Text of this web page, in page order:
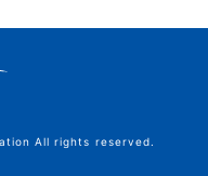
All rights reserved.